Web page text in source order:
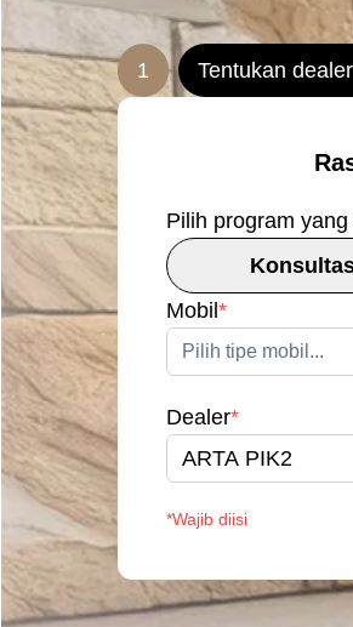
1 Tentukan
Pilih program
Mobil *
Pilih tipe mobil...
Dealer*
ARTA PIK2
*Wajib diisi